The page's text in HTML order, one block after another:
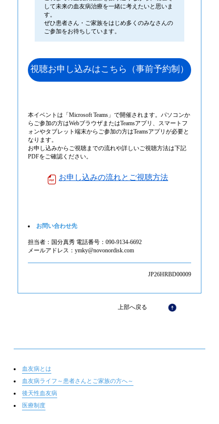
して未来の血友病治療を一緒に考えたいと思いま
す。
ぜひ患者さん・ご家族をはじめ多くのみなさんの
ご参加をお待ちしています。
視聴お申し込みはこちら（事前予約制）
本イベントは「Microsoft Teams」で開催されます。パソコンか
らご参加の方はWebブラウザまたはTeamsアプリ、スマートフ
ォンやタブレット端末からご参加の方はTeamsアプリが必要と
なります。
お申し込みからご視聴までの流れや詳しいご視聴方法は下記
PDFをご確認ください。
お申し込みの流れとご視聴方法
お問い合わせ先
担当者：国分真秀 電話番号：090-9134-6692
メールアドレス：ymky@novonordisk.com
JP26HRBD00009
上部へ戻る
血友病とは
血友病ライフ～患者さんとご家族の方へ～
後天性血友病
医療制度